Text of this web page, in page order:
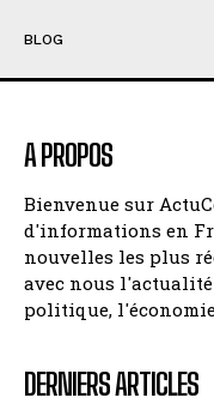
BLOG
A PROPOS
Bienvenue sur
d'informations en
nouvelles les plus
avec nous
politique,
DERNIERS ARTICLES